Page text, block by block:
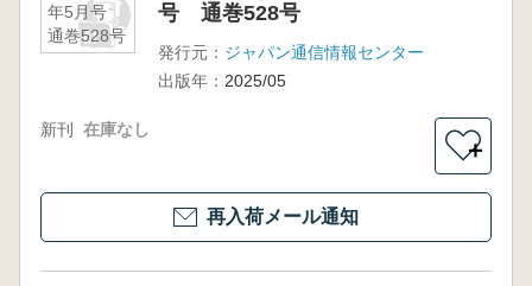
年5月号
通巻528号
号 通巻528号
発行元： ジャパン通信情報センター
出版年： 2025/05
新刊 在庫なし
＋
再入荷メール通知